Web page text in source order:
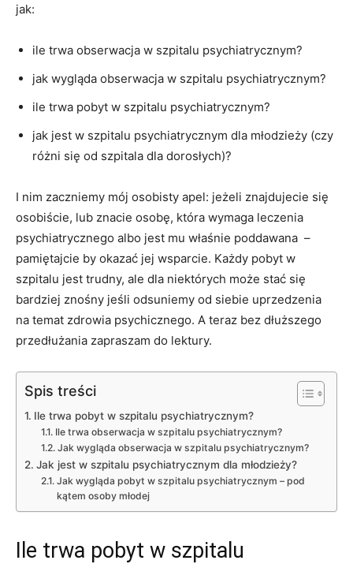
jak:
ile trwa obserwacja w szpitalu psychiatrycznym?
jak wygląda obserwacja w szpitalu psychiatrycznym?
ile trwa pobyt w szpitalu psychiatrycznym?
jak jest w szpitalu psychiatrycznym dla młodzieży (czy
różni się od szpitala dla dorosłych)?
I nim zaczniemy mój osobisty apel: jeżeli znajdujecie się
osobiście, lub znacie osobę, która wymaga leczenia
psychiatrycznego albo jest mu właśnie poddawana –
pamiętajcie by okazać jej wsparcie. Każdy pobyt w
szpitalu jest trudny, ale dla niektórych może stać się
bardziej znośny jeśli odsuniemy od siebie uprzedzenia
na temat zdrowia psychicznego. A teraz bez dłuższego
przedłużania zapraszam do lektury.
Spis treści
Ile trwa pobyt w szpitalu psychiatrycznym?
Ile trwa obserwacja w szpitalu psychiatrycznym?
Jak wygląda obserwacja w szpitalu psychiatrycznym?
Jak jest w szpitalu psychiatrycznym dla młodzieży?
Jak wygląda pobyt w szpitalu psychiatrycznym – pod
kątem osoby młodej
Ile trwa pobyt w szpitalu